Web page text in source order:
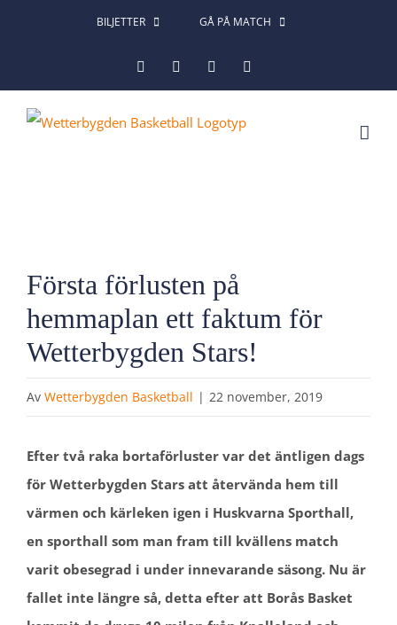
BILJETTER GÅ PÅ MATCH
FacebookInstagram
större
bild
Första förlusten på
hemmaplan ett faktum för
Wetterbygden Stars!
Av Wetterbygden Basketball | 22 november, 2019
Efter två raka bortaförluster var det äntligen dags
för Wetterbygden Stars att återvända hem till
värmen och kärleken igen i Huskvarna Sporthall,
en sporthall som man fram till kvällens match
varit obesegrad i under innevarande säsong. Nu är
fallet inte längre så, detta efter att Borås Basket